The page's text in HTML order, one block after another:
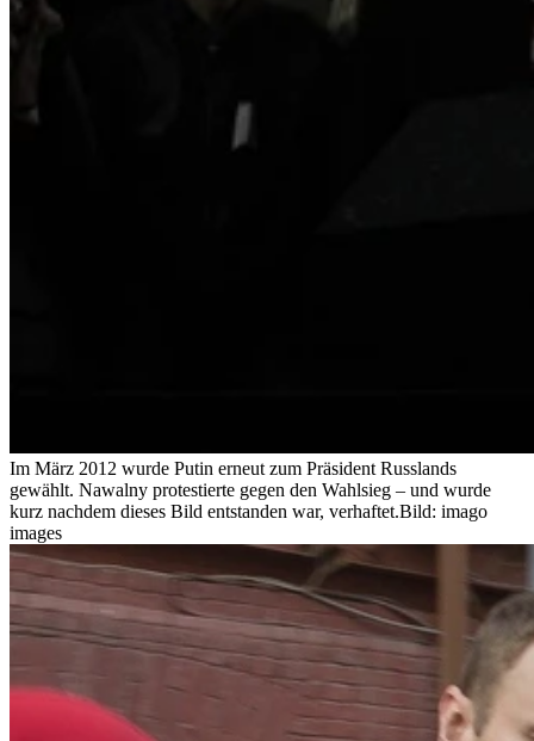
Im März 2012 wurde Putin erneut zum Präsident Russlands
gewählt. Nawalny protestierte gegen den Wahlsieg – und wurde
kurz nachdem dieses Bild entstanden war, verhaftet.Bild: imago
images